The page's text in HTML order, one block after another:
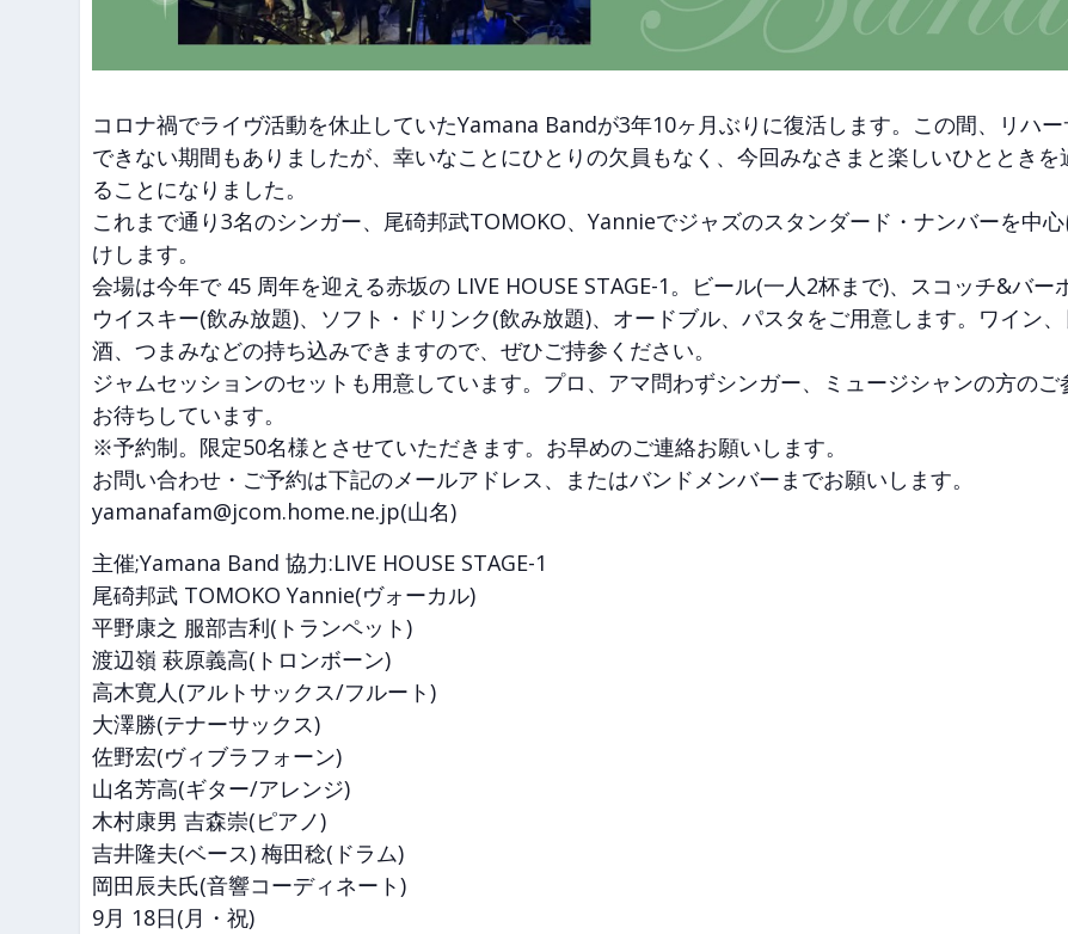
コロナ禍でライヴ活動を休止していたYamana Bandが3年10ヶ月ぶりに復活します。この間、リハ
できない期間もありましたが、幸いなことにひとりの欠員もなく、今回みなさまと楽しいひとときを
ることになりました。
これまで通り3名のシンガー、尾碕邦武TOMOKO、Yannieでジャズのスタンダード・ナンバーを中
けします。
会場は今年で 45 周年を迎える赤坂の LIVE HOUSE STAGE-1。ビール(一人2杯まで)、スコッチ&バー
ウイスキー(飲み放題)、ソフト・ドリンク(飲み放題)、オードブル、パスタをご用意します。ワイン
酒、つまみなどの持ち込みできますので、ぜひご持参ください。
ジャムセッションのセットも用意しています。プロ、アマ問わずシンガー、ミュージシャンの方のご
お待ちしています。
※予約制。限定50名様とさせていただきます。お早めのご連絡お願いします。
お問い合わせ・ご予約は下記のメールアドレス、またはバンドメンバーまでお願いします。
yamanafam@jcom.home.ne.jp(山名)
主催;Yamana Band 協力:LIVE HOUSE STAGE-1
尾碕邦武 TOMOKO Yannie(ヴォーカル)
平野康之 服部吉利(トランペット)
渡辺嶺 萩原義高(トロンボーン)
高木寛人(アルトサックス/フルート)
大澤勝(テナーサックス)
佐野宏(ヴィブラフォーン)
山名芳高(ギター/アレンジ)
木村康男 吉森崇(ピアノ)
吉井隆夫(ベース) 梅田稔(ドラム)
岡田辰夫氏(音響コーディネート)
9月 18日(月・祝)